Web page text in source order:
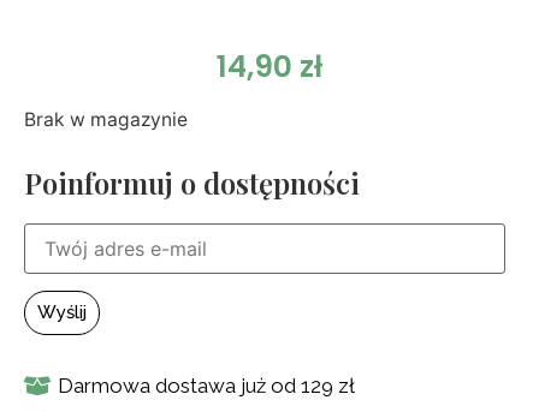
14,90 zł
Brak w magazynie
Poinformuj o dostępności
Darmowa dostawa już od 129 zł